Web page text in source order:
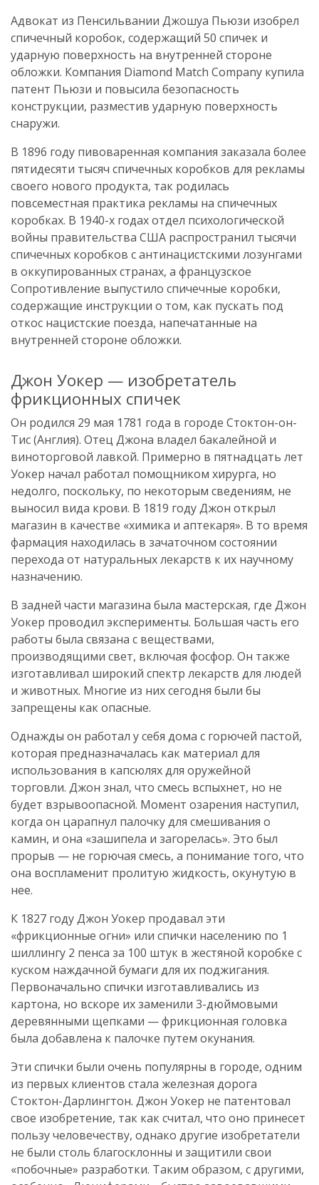
Адвокат из Пенсильвании Джошуа Пьюзи изобрел
спичечный коробок, содержащий 50 спичек и
ударную поверхность на внутренней стороне
обложки. Компания Diamond Match Company купила
патент Пьюзи и повысила безопасность
конструкции, разместив ударную поверхность
снаружи.
В 1896 году пивоваренная компания заказала более
пятидесяти тысяч спичечных коробков для рекламы
своего нового продукта, так родилась
повсеместная практика рекламы на спичечных
коробках. В 1940-х годах отдел психологической
войны правительства США распространил тысячи
спичечных коробков с антинацистскими лозунгами
в оккупированных странах, а французское
Сопротивление выпустило спичечные коробки,
содержащие инструкции о том, как пускать под
откос нацистские поезда, напечатанные на
внутренней стороне обложки.
Джон Уокер — изобретатель
фрикционных спичек
Он родился 29 мая 1781 года в городе Стоктон-он-
Тис (Англия). Отец Джона владел бакалейной и
виноторговой лавкой. Примерно в пятнадцать лет
Уокер начал работал помощником хирурга, но
недолго, поскольку, по некоторым сведениям, не
выносил вида крови. В 1819 году Джон открыл
магазин в качестве «химика и аптекаря». В то время
фармация находилась в зачаточном состоянии
перехода от натуральных лекарств к их научному
назначению.
В задней части магазина была мастерская, где Джон
Уокер проводил эксперименты. Большая часть его
работы была связана с веществами,
производящими свет, включая фосфор. Он также
изготавливал широкий спектр лекарств для людей
и животных. Многие из них сегодня были бы
запрещены как опасные.
Однажды он работал у себя дома с горючей пастой,
которая предназначалась как материал для
использования в капсюлях для оружейной
торговли. Джон знал, что смесь вспыхнет, но не
будет взрывоопасной. Момент озарения наступил,
когда он царапнул палочку для смешивания о
камин, и она «зашипела и загорелась». Это был
прорыв — не горючая смесь, а понимание того, что
она воспламенит пролитую жидкость, окунутую в
нее.
К 1827 году Джон Уокер продавал эти
«фрикционные огни» или спички населению по 1
шиллингу 2 пенса за 100 штук в жестяной коробке с
куском наждачной бумаги для их поджигания.
Первоначально спички изготавливались из
картона, но вскоре их заменили 3-дюймовыми
деревянными щепками — фрикционная головка
была добавлена к палочке путем окунания.
Эти спички были очень популярны в городе, одним
из первых клиентов стала железная дорога
Стоктон-Дарлингтон. Джон Уокер не патентовал
свое изобретение, так как считал, что оно принесет
пользу человечеству, однако другие изобретатели
не были столь благосклонны и защитили свои
«побочные» разработки. Таким образом, с другими,